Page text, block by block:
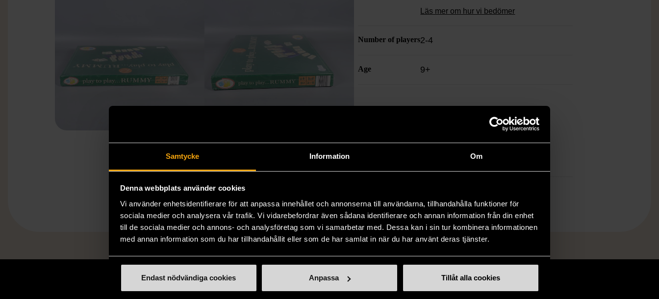
Samtycke Information Om
Denna webbplats använder cookies
Vi använder enhetsidentifierare för att anpassa innehållet och annonserna till användarna, tillhandahålla funktioner för
sociala medier och analysera vår trafik. Vi vidarebefordrar även sådana identifierare och annan information från din enhet
till de sociala medier och annons- och analysföretag som vi samarbetar med. Dessa kan i sin tur kombinera informationen
med annan information som du har tillhandahållit eller som de har samlat in när du har använt deras tjänster.
Endast nödvändiga cookies Anpassa Tillåt alla cookies
Läs mer om hur vi bedömer
Number of players2-4
Age 9+